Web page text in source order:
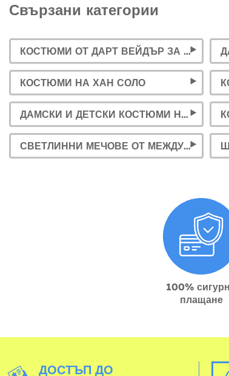
Свързани категории
КОСТЮМИ ОТ ДАРТ ВЕЙДЪР ЗА ДЕЦА И ВЪЗРАСТНИ
КОСТЮМИ НА ХАН СОЛО
ДАМСКИ И ДЕТСКИ КОСТЮМИ НА ПАДМЕ АМИДАЛА
СВЕТЛИННИ МЕЧОВЕ ОТ МЕЖДУЗВЕЗДНИ ВОЙНИ (ВСИЧКИ ГЕРОИ)
100%
плащане
ДОСТЪП ДО